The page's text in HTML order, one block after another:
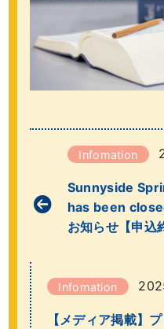
Infomation
Sunnyside
has been
お知らせ【申込
Infomation
【メディア掲載】